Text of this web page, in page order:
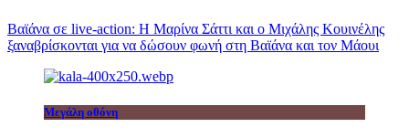
Βαϊάνα σε live-action: Η Μαρίνα Σάττι και ο Μιχάλης Κουινέλης
ξαναβρίσκονται για να δώσουν φωνή στη Βαϊάνα και τον Μάουι
Μεγάλη οθόνη